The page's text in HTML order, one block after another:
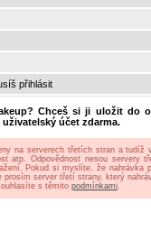
přihlásit
? Chceš si ji uložit do
uživatelský účet zdarma.
na serverech třetích stran a tudíž
atp. Odpovědnost nesou servery
Pokud si myslíte, že nahrávka
prosím server třetí strany, který
s těmito podmínkami.